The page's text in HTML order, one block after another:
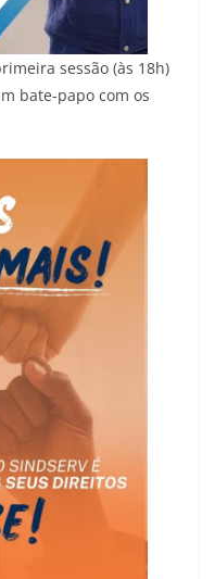
sessão (às 18h)
bate-papo com os